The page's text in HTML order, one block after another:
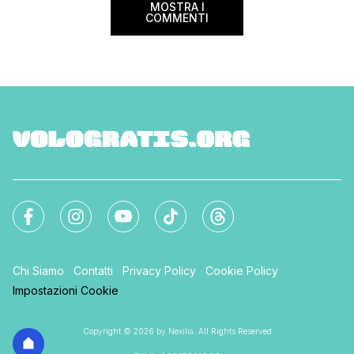
MOSTRA I
COMMENTI
Chi Siamo Contatti Privacy Policy
Cookie Policy
Impostazioni Cookie
Copyright © 2026 by Nexilia. All Rights Reserved